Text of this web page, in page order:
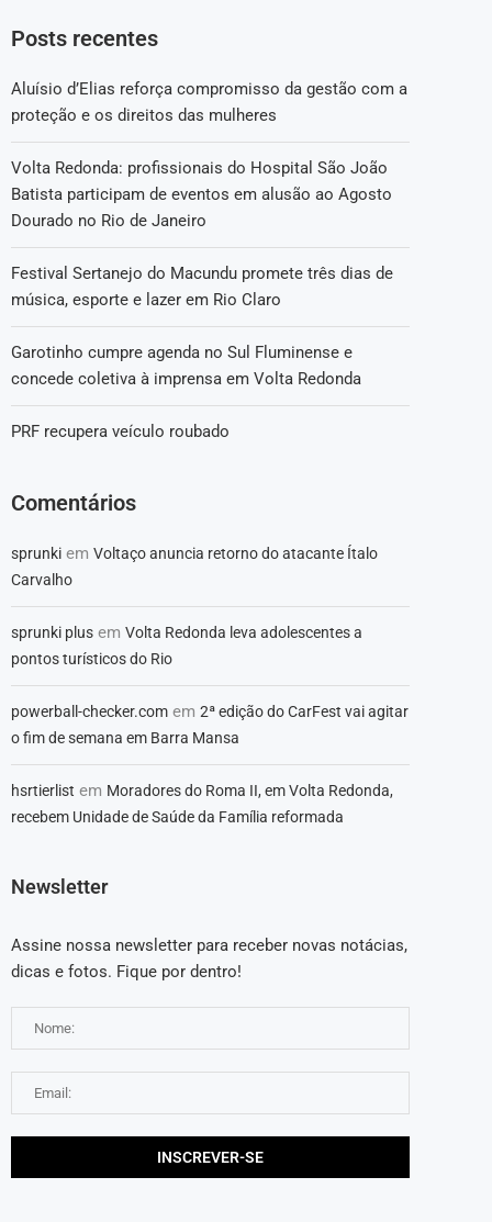
Posts recentes
Aluísio d’Elias reforça compromisso da gestão com a
proteção e os direitos das mulheres
Volta Redonda: profissionais do Hospital São João
Batista participam de eventos em alusão ao Agosto
Dourado no Rio de Janeiro
Festival Sertanejo do Macundu promete três dias de
música, esporte e lazer em Rio Claro
Garotinho cumpre agenda no Sul Fluminense e
concede coletiva à imprensa em Volta Redonda
PRF recupera veículo roubado
Comentários
sprunki em Voltaço anuncia retorno do atacante Ítalo
Carvalho
sprunki plus em Volta Redonda leva adolescentes a
pontos turísticos do Rio
powerball-checker.com em 2ª edição do CarFest vai agitar
o fim de semana em Barra Mansa
hsrtierlist em Moradores do Roma II, em Volta Redonda,
recebem Unidade de Saúde da Família reformada
Newsletter
Assine nossa newsletter para receber novas notácias,
dicas e fotos. Fique por dentro!